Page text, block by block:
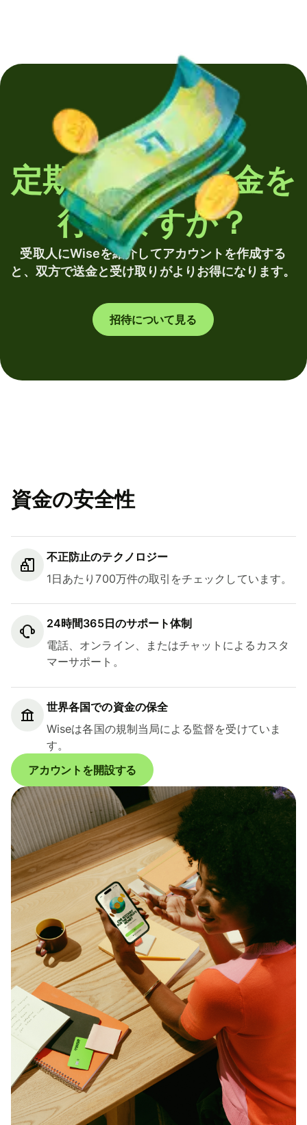
定期的に海外送金を
行いますか？
受取人にWiseを紹介してアカウントを作成する
と、双方で送金と受け取りがよりお得になります。
招待について見る
資金の安全性
不正防止のテクノロジー
1日あたり700万件の取引をチェックしています。
24時間365日のサポート体制
電話、オンライン、またはチャットによるカスタ
マーサポート。
世界各国での資金の保全
Wiseは各国の規制当局による監督を受けていま
す。
アカウントを開設する